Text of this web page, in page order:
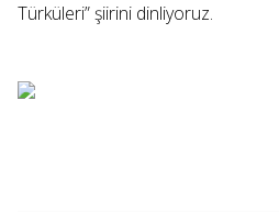
Türküleri” şiirini dinliyoruz.